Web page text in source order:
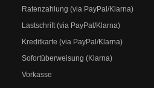
Ratenzahlung (via PayPal/Klarna)
Lastschrift (via PayPal/Klarna)
Kreditkarte (via PayPal/Klarna)
Sofortüberweisung (Klarna)
Vorkasse